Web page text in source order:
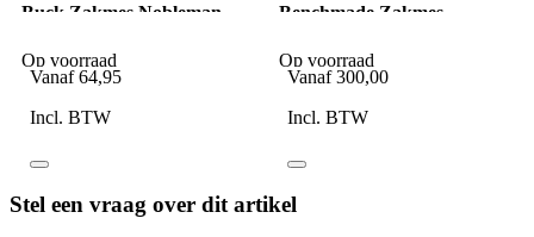
Buck Zakmes Nobleman
Op voorraad
Vanaf 64,95
Incl. BTW
Benchmade Zakmes
Op voorraad
Vanaf 300,00
Incl. BTW
Stel een vraag over dit artikel